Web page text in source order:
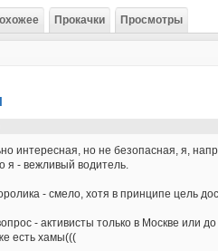
Прокачки Просмотры
интересная, но не безопасная, я,
я - вежливый водитель.
- смело, хотя в принципе цель
- активисты только в Москве или
есть хамы(((